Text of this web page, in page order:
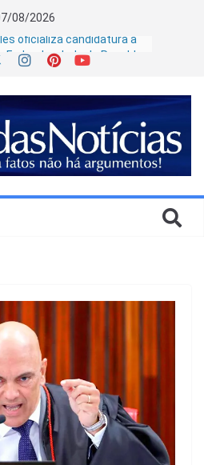
08/2026
oficializa candidatura à
Federal ao lado de Ronaldo
ranking nacional de
das praças da Polícia
levantamento
são os candidatos a
em Goiás em 2026